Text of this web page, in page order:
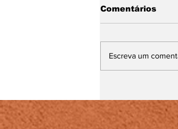
Comentários
Escreva um